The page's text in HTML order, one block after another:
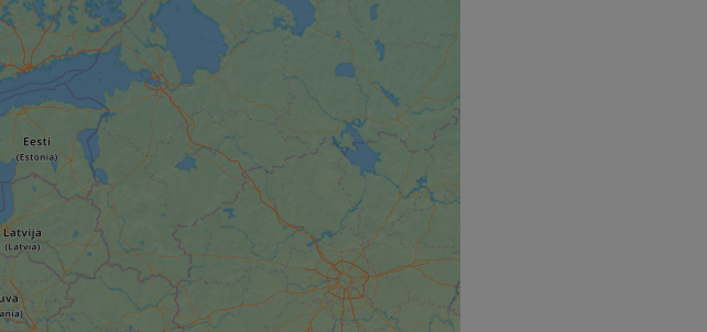
is used to distinguish between humans and bots.
beneficial for the website, in order to make valid reports
of their website.
stickiness support with CORS use cases after the
update, we are creating additional stickiness cookies
of these duration-based stickiness features named
(ALB).
purpose platform session cookie, used by sites written
.NET based technologies. Usually used to
an anonymised user session by the server.
stocker le consentement des clients à l'utilisation de
à des fins non essentielles
est utilisé par le service Cookie-Script.com pour
les préférences de consentement des visiteurs en
de Google